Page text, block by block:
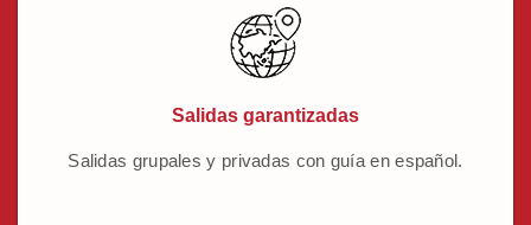
Salidas garantizadas
Salidas grupales y privadas con guía en español.